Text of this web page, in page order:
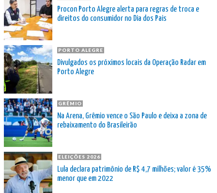
Procon Porto Alegre alerta para regras de troca e
direitos do consumidor no Dia dos Pais
PORTO ALEGRE
Divulgados os próximos locais da Operação Radar em
Porto Alegre
GRÊMIO
Na Arena, Grêmio vence o São Paulo e deixa a zona de
rebaixamento do Brasileirão
ELEIÇÕES 2026
Lula declara patrimônio de R$ 4,7 milhões; valor é 35%
menor que em 2022